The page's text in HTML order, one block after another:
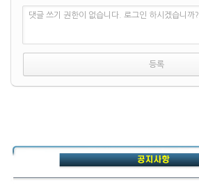
댓글 쓰기 권한이 없습니다. 로그인 하시겠습니까?